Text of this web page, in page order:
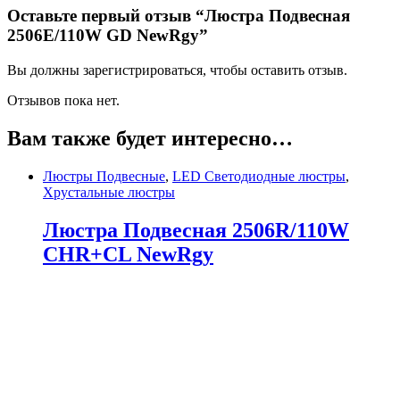
Оставьте первый отзыв “Люстра Подвесная
2506E/110W GD NewRgy”
Вы должны зарегистрироваться, чтобы оставить отзыв.
Отзывов пока нет.
Вам также будет интересно…
Люстры Подвесные, LED Светодиодные люстры,
Хрустальные люстры
Люстра Подвесная 2506R/110W
CHR+CL NewRgy